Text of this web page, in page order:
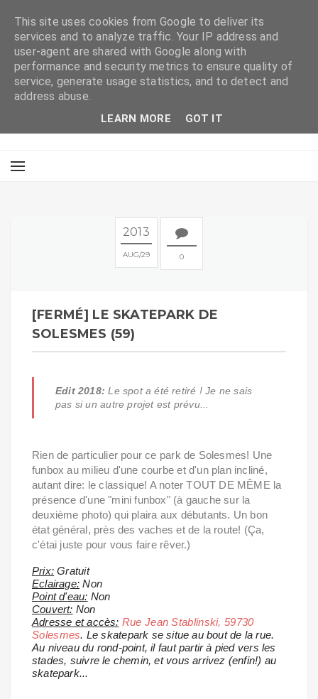
2013
AUG 29 0
[FERMÉ] LE SKATEPARK DE
SOLESMES (59)
Edit 2018: Le spot a été retiré ! Je ne sais
pas si un autre projet est prévu...
Rien de particulier pour ce park de Solesmes! Une
funbox au milieu d'une courbe et d'un plan incliné,
autant dire: le classique! A noter TOUT DE MÊME la
présence d'une "mini funbox" (à gauche sur la
deuxième photo) qui plaira aux débutants. Un bon
état général, près des vaches et de la route! (Ça,
c'étai juste pour vous faire rêver.)
Prix: Gratuit
Eclairage: Non
Point d'eau: Non
Couvert: Non
Adresse et accès: Rue Jean Stablinski, 59730
Solesmes. Le skatepark se situe au bout de la rue.
Au niveau du rond-point, il faut partir à pied vers les
stades, suivre le chemin, et vous arrivez (enfin!) au
skatepark...
This site uses cookies from Google to deliver its
services and to analyze traffic. Your IP address and
user-agent are shared with Google along with
performance and security metrics to ensure quality of
service, generate usage statistics, and to detect and
address abuse.
LEARN MORE GOT IT